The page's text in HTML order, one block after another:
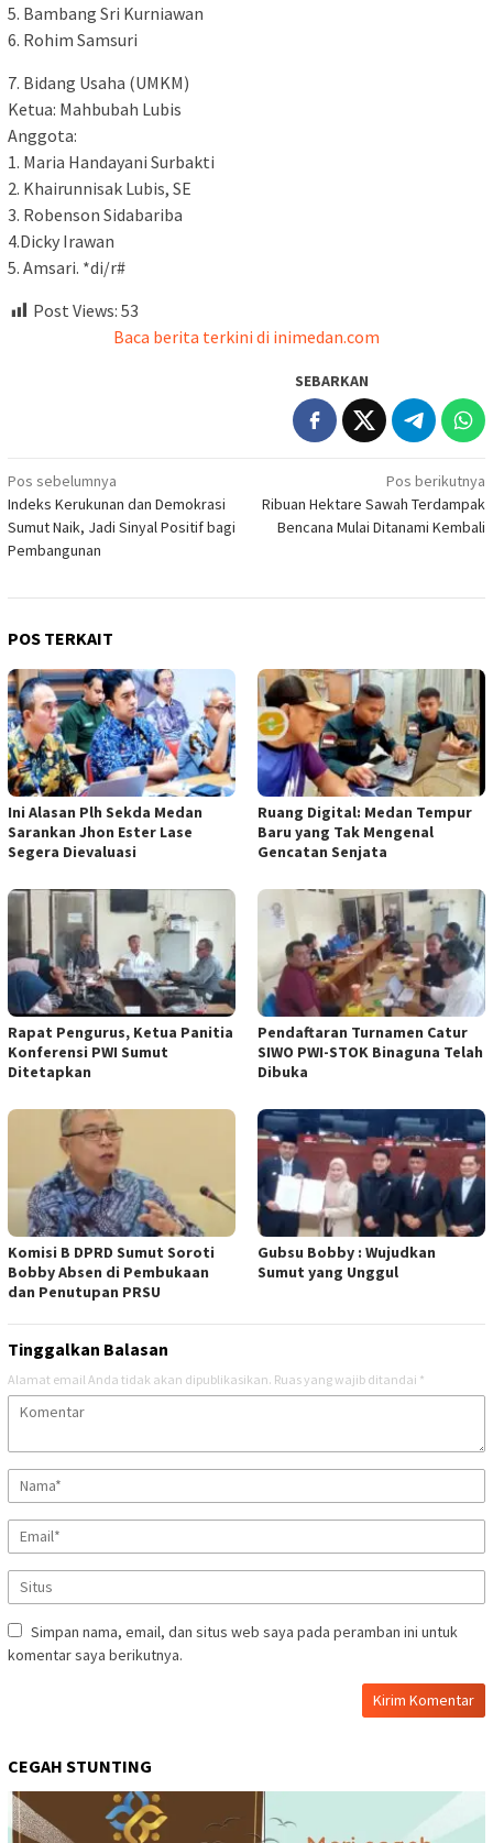
5. Bambang Sri Kurniawan
6. Rohim Samsuri
7. Bidang Usaha (UMKM)
Ketua: Mahbubah Lubis
Anggota:
1. Maria Handayani Surbakti
2. Khairunnisak Lubis, SE
3. Robenson Sidabariba
4.Dicky Irawan
5. Amsari. *di/r#
Post Views: 53
Baca berita terkini di inimedan.com
SEBARKAN
Navigasi
pos
Pos sebelumnya
Indeks Kerukunan dan Demokrasi
Sumut Naik, Jadi Sinyal Positif bagi
Pembangunan
Pos berikutnya
Ribuan Hektare Sawah Terdampak
Bencana Mulai Ditanami Kembali
POS TERKAIT
Ini Alasan Plh Sekda Medan
Sarankan Jhon Ester Lase
Segera Dievaluasi
Ruang Digital: Medan Tempur
Baru yang Tak Mengenal
Gencatan Senjata
Rapat Pengurus, Ketua Panitia
Konferensi PWI Sumut
Ditetapkan
Pendaftaran Turnamen Catur
SIWO PWI-STOK Binaguna Telah
Dibuka
Komisi B DPRD Sumut Soroti
Bobby Absen di Pembukaan
dan Penutupan PRSU
Gubsu Bobby : Wujudkan
Sumut yang Unggul
Tinggalkan Balasan
Alamat email Anda tidak akan dipublikasikan. Ruas yang wajib ditandai *
Simpan nama, email, dan situs web saya pada peramban ini untuk
komentar saya berikutnya.
CEGAH STUNTING